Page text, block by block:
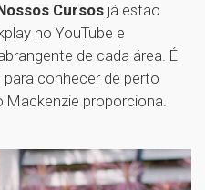
Cursos já estão
no YouTube e
de cada área. É
conhecer de perto
Mackenzie proporciona.